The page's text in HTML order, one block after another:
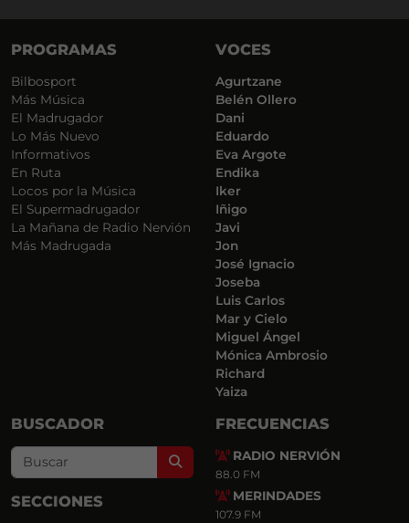
PROGRAMAS
Bilbosport
Más Música
El Madrugador
Lo Más Nuevo
Informativos
En Ruta
Locos por la Música
El Supermadrugador
La Mañana de Radio Nervión
Más Madrugada
VOCES
Agurtzane
Belén Ollero
Dani
Eduardo
Eva Argote
Endika
Iker
Iñigo
Javi
Jon
José Ignacio
Joseba
Luis Carlos
Mar y Cielo
Miguel Ángel
Mónica Ambrosio
Richard
Yaiza
BUSCADOR
Search
SECCIONES
FRECUENCIAS
RADIO NERVIÓN
88.0 FM
MERINDADES
107.9 FM